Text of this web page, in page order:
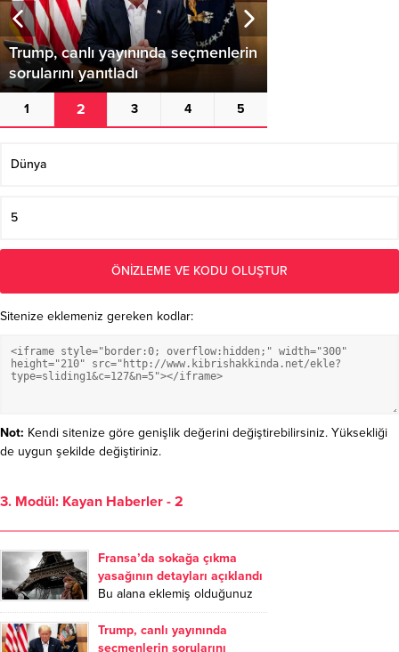
Sitenize eklemeniz gereken kodlar:
Not: Kendi sitenize göre genişlik değerini değiştirebilirsiniz. Yüksekliği
de uygun şekilde değiştiriniz.
3. Modül: Kayan Haberler - 2